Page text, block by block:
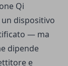
Qi
dispositivo
— ma
dipende
e